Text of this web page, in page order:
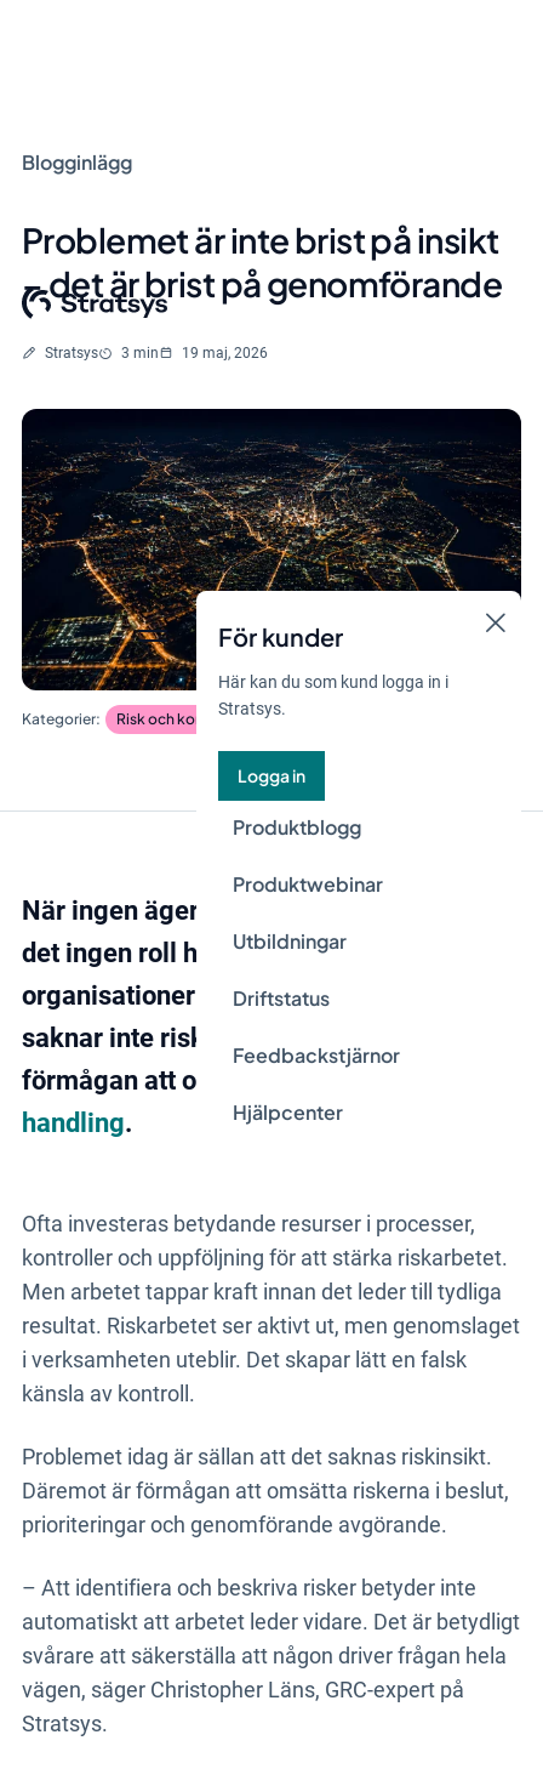
För kunder
Här kan du som kund logga in i
Stratsys.
Logga in
Produktblogg
Produktwebinar
Utbildningar
Driftstatus
Feedbackstjärnor
Hjälpcenter
Blogginlägg
Problemet är inte brist på insikt
– det är brist på genomförande
Skriven av
Stratsys Lästid
3 min 19 maj, 2026
Risk och kontroll
När ingen äger risken hela vägen spelar
det ingen roll hur bra analysen är. Många
organisationer som vi möter på Stratsys
saknar inte riskinsikt. De saknar
förmågan att omsätta
handling.
Ofta investeras betydande resurser i processer,
kontroller och uppföljning för att stärka riskarbetet.
Men arbetet tappar kraft innan det leder till tydliga
resultat. Riskarbetet ser aktivt ut, men genomslaget
i verksamheten uteblir. Det skapar lätt en falsk
känsla av kontroll.
Problemet idag är sällan att det saknas riskinsikt.
Däremot är förmågan att omsätta riskerna i beslut,
prioriteringar och genomförande avgörande.
– Att identifiera och beskriva risker betyder inte
automatiskt att arbetet leder vidare. Det är betydligt
svårare att säkerställa att någon driver frågan hela
vägen, säger Christopher Läns, GRC-expert på
Stratsys.